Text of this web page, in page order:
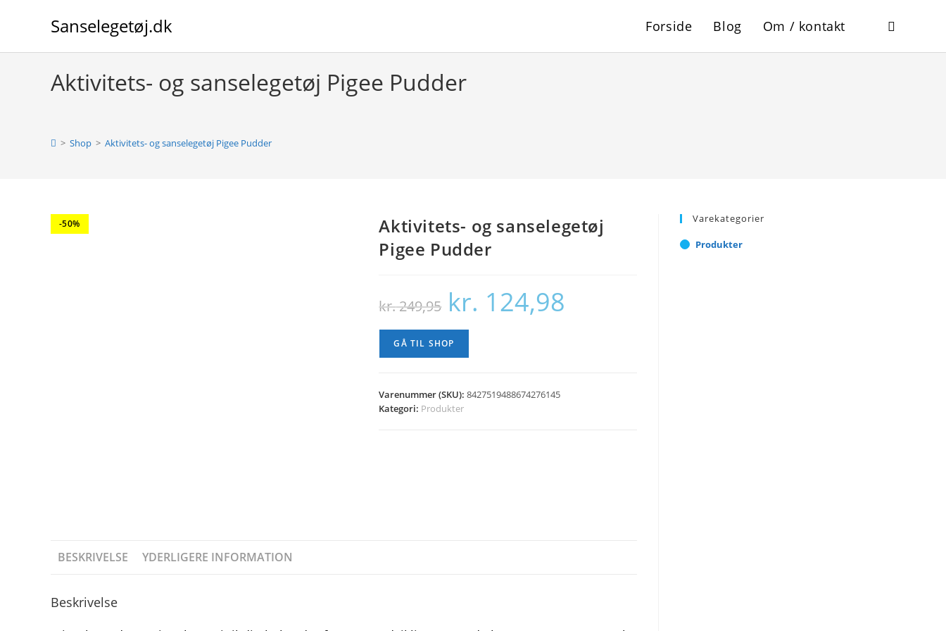
Sanselegetøj.dk Forside Blog Om / kontakt Toggle
Aktivitets- og sanselegetøj Pigee Pudder
> Shop > Aktivitets- og sanselegetøj Pigee Pudder
-50%
Aktivitets- og sanselegetøj
Pigee Pudder
kr.249,95
Den
oprindelige
pris
kr. 249,95.
kr. 124,98
GÅ TIL SHOP
Varenummer (SKU):8427519488674276145
Kategori: Produkter
BESKRIVELSE YDERLIGERE INFORMATION
Beskrivelse
Varekategorier
Produkter